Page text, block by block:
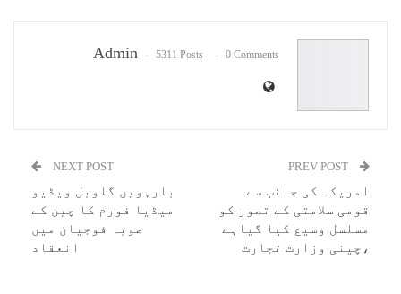
Admin 5311 Posts 0 Comments
امریکہ کی جانب سے
قومی سلامتی کے تصور کو
مسلسل وسیع کیا گیاہے
،چینی وزارت تجارت
NEXT POST
بارہویں گلوبل ویڈیو
میڈیا فورم کا چین کے
صوبہ فوجیان میں
انعقاد